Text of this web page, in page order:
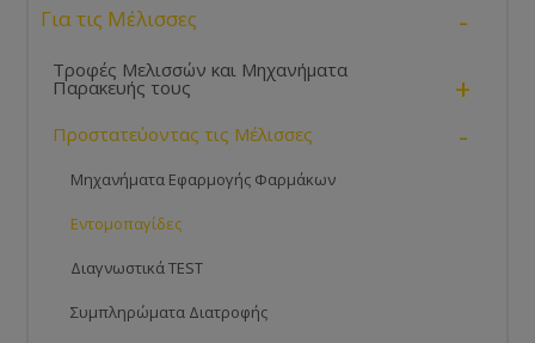
Για τις Μέλισσες -
Τροφές Μελισσών και Μηχανήματα
Παρακευής τους +
Προστατεύοντας τις Μέλισσες -
Μηχανήματα Εφαρμογής Φαρμάκων
Εντομοπαγίδες
Διαγνωστικά TEST
Συμπληρώματα Διατροφής